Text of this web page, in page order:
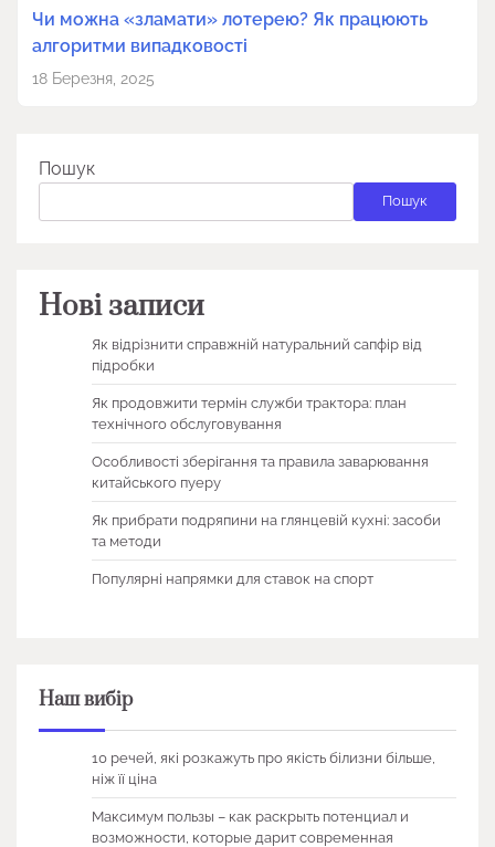
Чи можна «зламати» лотерею? Як працюють
алгоритми випадковості
18 Березня, 2025
Пошук
Пошук
Нові записи
Як відрізнити справжній натуральний сапфір від
підробки
Як продовжити термін служби трактора: план
технічного обслуговування
Особливості зберігання та правила заварювання
китайського пуеру
Як прибрати подряпини на глянцевій кухні: засоби
та методи
Популярні напрямки для ставок на спорт
Наш вибір
10 речей, які розкажуть про якість білизни більше,
ніж її ціна
Максимум пользы – как раскрыть потенциал и
возможности, которые дарит современная